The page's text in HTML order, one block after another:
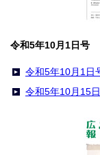
令和5年10月1日号
令和5年10月1日
令和5年10月15